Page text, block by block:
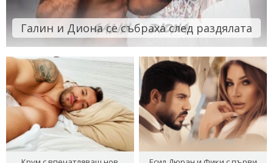
Галин и Диона се събраха след раздялата